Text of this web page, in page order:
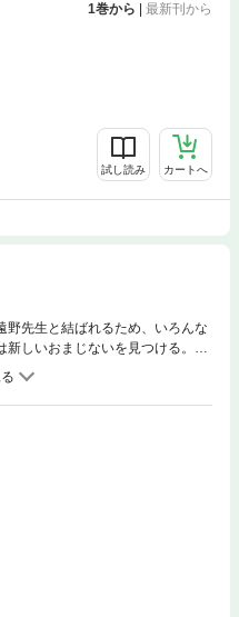
1巻から 最新刊から
試し読み カートへ
野先生と結ばれるため、いろんな
しいおまじないを見つける。
な人とキスすると、相手と1つに
先生を待ち伏せする香理。けれ
が走ってきて、香理はなんと進堂
くと香理の意識は進堂と一緒に
／源生花／源生花・番外
ぎ遊戯 爆笑番外編 心宿しっか